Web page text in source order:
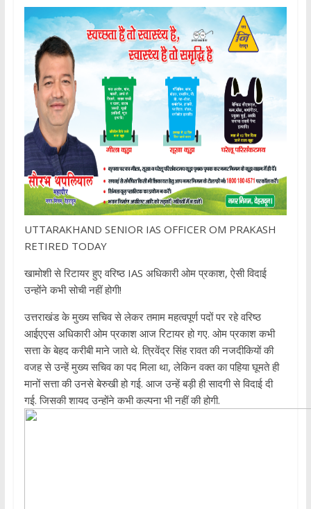
UTTARAKHAND SENIOR IAS OFFICER OM PRAKASH
RETIRED TODAY
खामोशी से रिटायर हुए वरिष्ठ IAS अधिकारी ओम प्रकाश, ऐसी विदाई
उन्होंने कभी सोची नहीं होगी!
उत्तराखंड के मुख्य सचिव से लेकर तमाम महत्वपूर्ण पदों पर रहे वरिष्ठ
आईएएस अधिकारी ओम प्रकाश आज रिटायर हो गए. ओम प्रकाश कभी
सत्ता के बेहद करीबी माने जाते थे. त्रिवेंद्र सिंह रावत की नजदीकियों की
वजह से उन्हें मुख्य सचिव का पद मिला था, लेकिन वक्त का पहिया घूमते ही
मानों सत्ता की उनसे बेरुखी हो गई. आज उन्हें बड़ी ही सादगी से विदाई दी
गई. जिसकी शायद उन्होंने कभी कल्पना भी नहीं की होगी.